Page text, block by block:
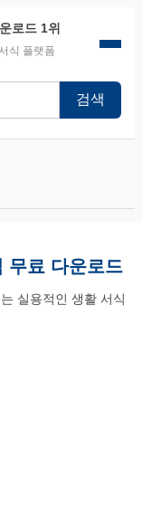
로드 1위
식 플랫폼
검색
무료 다운로드
실용적인 생활 서식